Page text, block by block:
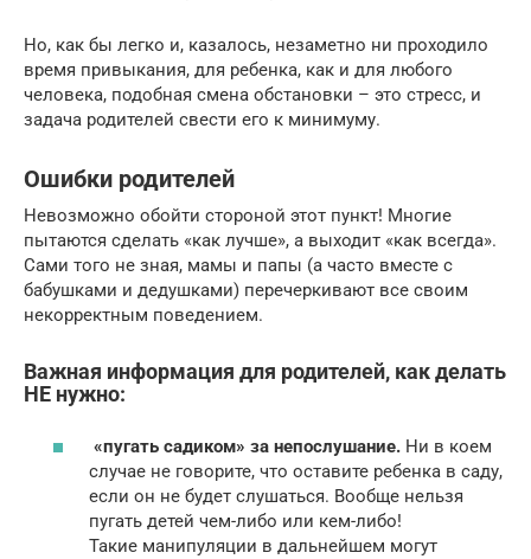
Но, как бы легко и, казалось, незаметно ни проходило
время привыкания, для ребенка, как и для любого
человека, подобная смена обстановки – это стресс, и
задача родителей свести его к минимуму.
Ошибки родителей
Невозможно обойти стороной этот пункт! Многие
пытаются сделать «как лучше», а выходит «как всегда».
Сами того не зная, мамы и папы (а часто вместе с
бабушками и дедушками) перечеркивают все своим
некорректным поведением.
Важная информация для родителей, как делать
НЕ нужно:
«пугать садиком» за непослушание. Ни в коем
случае не говорите, что оставите ребенка в саду,
если он не будет слушаться. Вообще нельзя
пугать детей чем-либо или кем-либо!
Такие манипуляции в дальнейшем могут